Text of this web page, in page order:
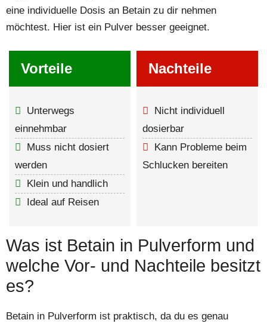
eine individuelle Dosis an Betain zu dir nehmen
möchtest. Hier ist ein Pulver besser geeignet.
Vorteile
Unterwegs
einnehmbar
Muss nicht dosiert
werden
Klein und handlich
Ideal auf Reisen
Nachteile
Nicht individuell
dosierbar
Kann Probleme beim
Schlucken bereiten
Was ist Betain in Pulverform und
welche Vor- und Nachteile besitzt
es?
Betain in Pulverform ist praktisch, da du es genau